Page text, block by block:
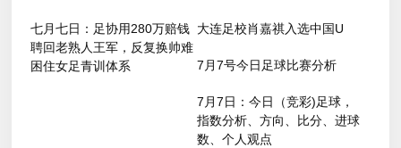
七月七日：足协用280万赔钱
聘回老熟人王军，反复换帅难
困住女足青训体系
大连足校肖嘉祺入选中国U
7月7号今日足球比赛分析
7月7日：今日（竞彩)足球，
指数分析、方向、比分、进球
数、个人观点